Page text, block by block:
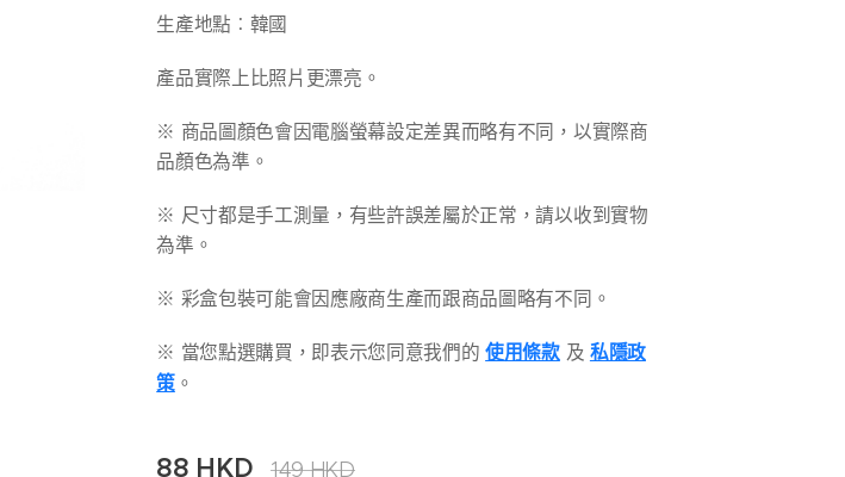
生產地點︰韓國
產品實際上比照片更漂亮。
※ 商品圖顏色會因電腦螢幕設定差異而略有不同，以實際商
品顏色為準。
※ 尺寸都是手工測量，有些許誤差屬於正常，請以收到實物
為準。
※ 彩盒包裝可能會因應廠商生產而跟商品圖略有不同。
※ 當您點選購買，即表示您同意我們的使用條款及 私隱政
策。
88 HKD 149HKD